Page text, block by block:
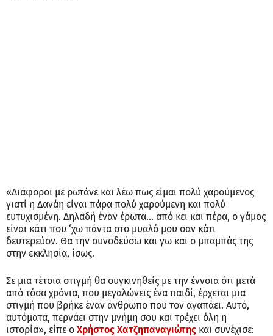
«Διάφοροι με ρωτάνε και λέω πως είμαι πολύ χαρούμενος
γιατί η Δανάη είναι πάρα πολύ χαρούμενη και πολύ
ευτυχισμένη. Δηλαδή έναν έρωτα… από κει και πέρα, ο γάμος
είναι κάτι που ‘χω πάντα στο μυαλό μου σαν κάτι
δευτερεύον. Θα την συνοδεύσω και γω και ο μπαμπάς της
στην εκκλησία, ίσως.
Σε μια τέτοια στιγμή θα συγκινηθείς με την έννοια ότι μετά
από τόσα χρόνια, που μεγαλώνεις ένα παιδί, έρχεται μια
στιγμή που βρήκε έναν άνθρωπο που τον αγαπάει. Αυτό,
αυτόματα, περνάει στην μνήμη σου και τρέχει όλη η
ιστορία», είπε ο Χρήστος Χατζηπαναγιώτης και συνέχισε: